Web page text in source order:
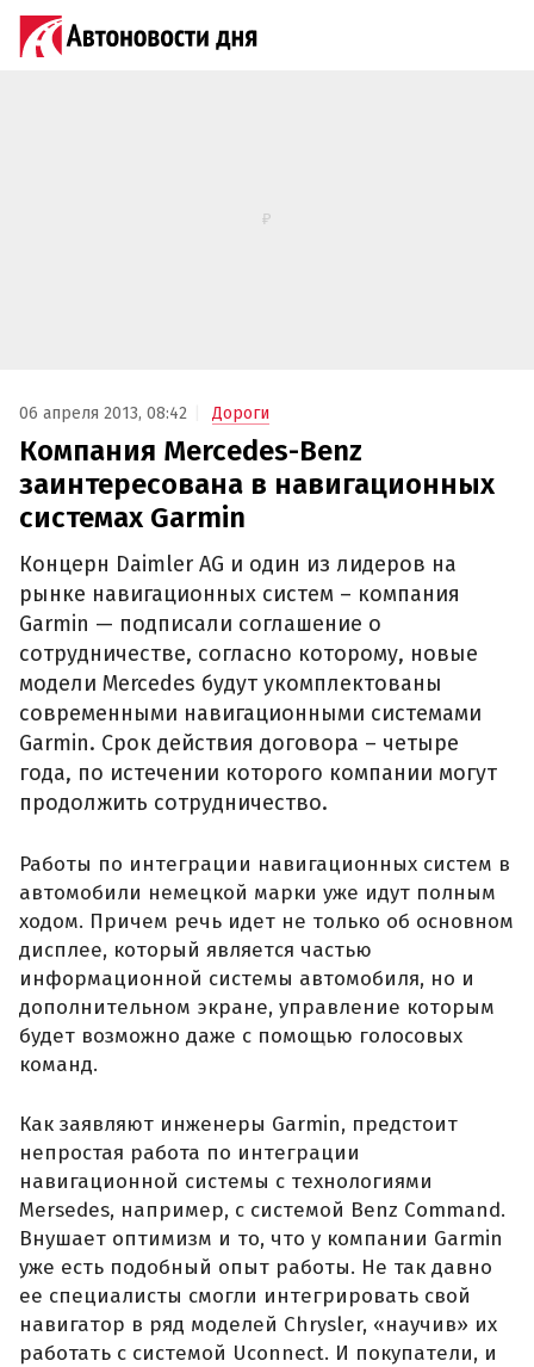
06 апреля 2013, 08:42 Дороги
Компания Mercedes-Benz
заинтересована в навигационных
системах Garmin
Концерн Daimler AG и один из лидеров на
рынке навигационных систем – компания
Garmin — подписали соглашение о
сотрудничестве, согласно которому, новые
модели Mercedes будут укомплектованы
современными навигационными системами
Garmin. Срок действия договора – четыре
года, по истечении которого компании могут
продолжить сотрудничество.
Работы по интеграции навигационных систем в
автомобили немецкой марки уже идут полным
ходом. Причем речь идет не только об основном
дисплее, который является частью
информационной системы автомобиля, но и
дополнительном экране, управление которым
будет возможно даже с помощью голосовых
команд.
Как заявляют инженеры Garmin, предстоит
непростая работа по интеграции
навигационной системы с технологиями
Mersedes, например, с системой Benz Command.
Внушает оптимизм и то, что у компании Garmin
уже есть подобный опыт работы. Не так давно
ее специалисты смогли интегрировать свой
навигатор в ряд моделей Chrysler, «научив» их
работать с системой Uconnect. И покупатели, и